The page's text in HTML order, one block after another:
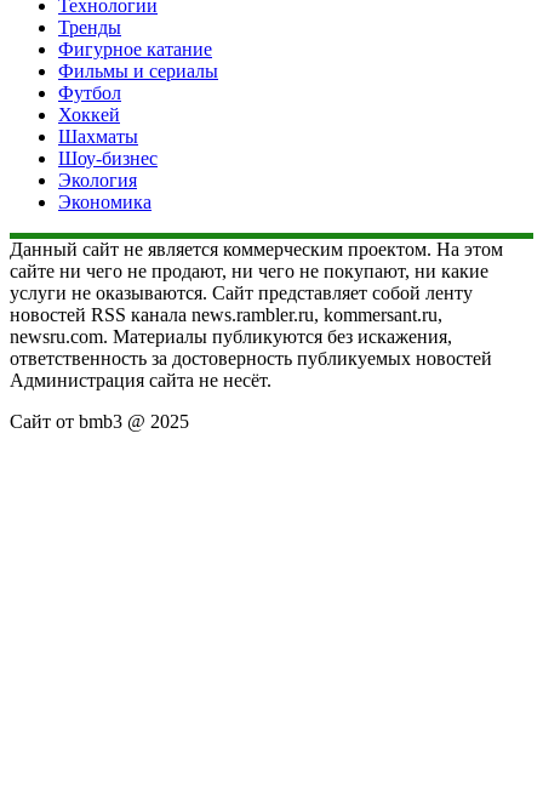
Технологии
Тренды
Фигурное катание
Фильмы и сериалы
Футбол
Хоккей
Шахматы
Шоу-бизнес
Экология
Экономика
Данный сайт не является коммерческим проектом. На этом
сайте ни чего не продают, ни чего не покупают, ни какие
услуги не оказываются. Сайт представляет собой ленту
новостей RSS канала news.rambler.ru, kommersant.ru,
newsru.com. Материалы публикуются без искажения,
ответственность за достоверность публикуемых новостей
Администрация сайта не несёт.
Сайт от bmb3 @ 2025